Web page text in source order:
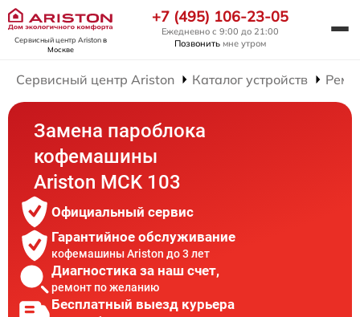
Сервисный центр Aristonв
Москве
+7 (495) 106-23-05
Ежедневно с 9:00 до 21:00
Позвонить мне утром
Сервисный центр Ariston Каталог устройств
Замена пароблока
кофемашины
Ariston MCK 103
Официальный сервис
Гарантийное обслуживание
кофемашины Ariston до 3 лет
Диагностика за наш счет,
ремонт по желанию
Бесплатный выезд курьера